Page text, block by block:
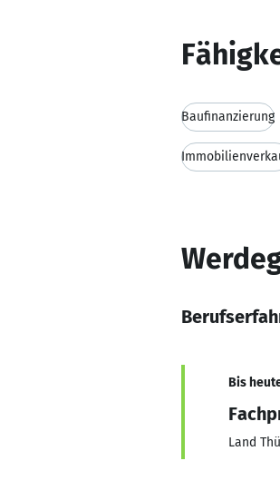
Baufinanzierung
Bis
Land